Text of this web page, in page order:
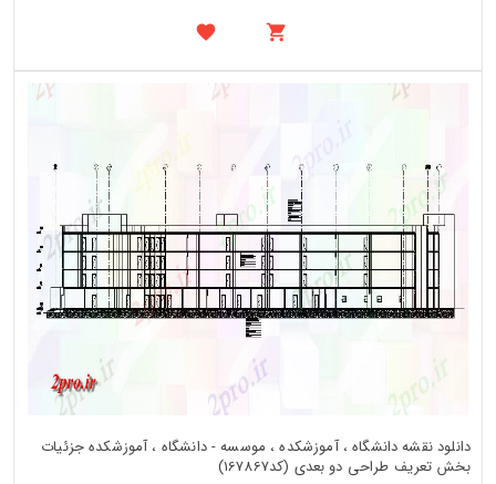
دانلود نقشه دانشگاه ، آموزشکده ، موسسه - دانشگاه ، آموزشکده جزئیات
بخش تعریف طراحی دو بعدی (کد167867)